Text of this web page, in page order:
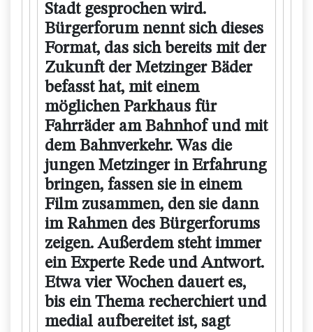
Stadt gesprochen wird.
Bürgerforum nennt sich dieses
Format, das sich bereits mit der
Zukunft der Metzinger Bäder
befasst hat, mit einem
möglichen Parkhaus für
Fahrräder am Bahnhof und mit
dem Bahnverkehr. Was die
jungen Metzinger in Erfahrung
bringen, fassen sie in einem
Film zusammen, den sie dann
im Rahmen des Bürgerforums
zeigen. Außerdem steht immer
ein Experte Rede und Antwort.
Etwa vier Wochen dauert es,
bis ein Thema recherchiert und
medial aufbereitet ist, sagt